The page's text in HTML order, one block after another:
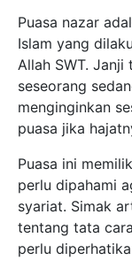
Puasa nazar
Islam yang
Allah SWT.
seseorang
menginginkan
puasa jika
Puasa ini
perlu dipahami
syariat. Simak
tentang tata
perlu